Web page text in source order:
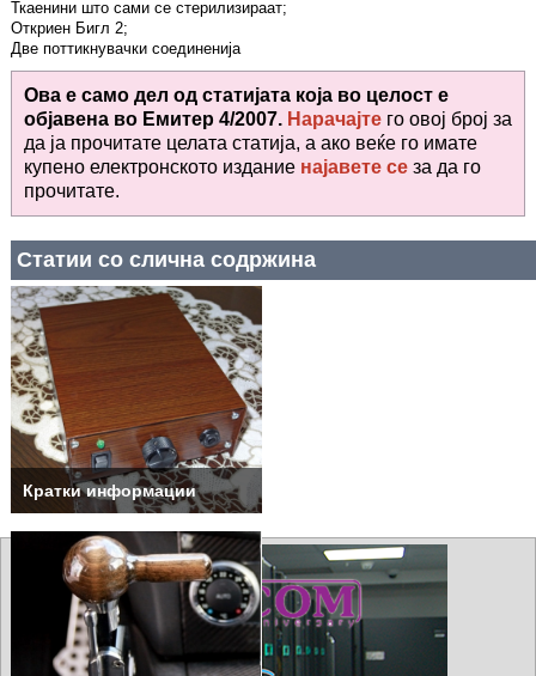
Ткаенини што сами се стерилизираат;
Откриен Бигл 2;
Две поттикнувачки соединенија
Ова е само дел од статијата која во целост е
објавена во Емитер 4/2007. Нарачајте го овој број за
да ја прочитате целата статија, а ако веќе го имате
купено електронското издание најавете се за да го
прочитате.
Статии со слична содржина
Кратки информации